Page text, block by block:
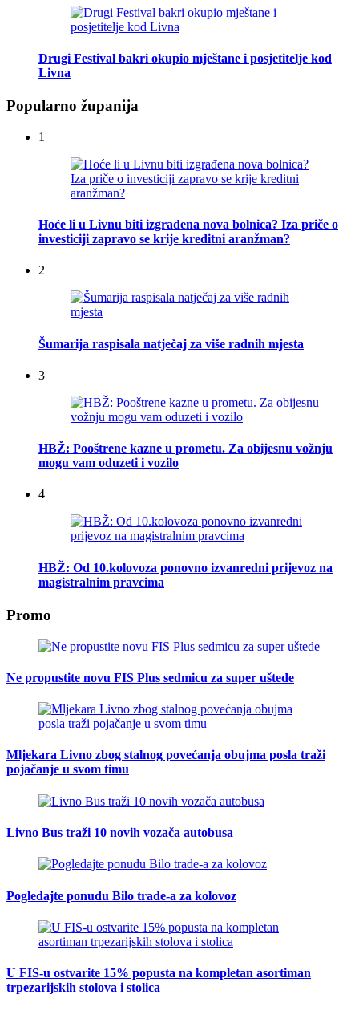
Drugi Festival bakri okupio mještane i posjetitelje kod
Livna
Popularno županija
1
Hoće li u Livnu biti izgrađena nova bolnica? Iza priče o
investiciji zapravo se krije kreditni aranžman?
2
Šumarija raspisala natječaj za više radnih mjesta
3
HBŽ: Pooštrene kazne u prometu. Za obijesnu vožnju
mogu vam oduzeti i vozilo
4
HBŽ: Od 10.kolovoza ponovno izvanredni prijevoz na
magistralnim pravcima
Promo
Ne propustite novu FIS Plus sedmicu za super uštede
Mljekara Livno zbog stalnog povećanja obujma posla traži
pojačanje u svom timu
Livno Bus traži 10 novih vozača autobusa
Pogledajte ponudu Bilo trade-a za kolovoz
U FIS-u ostvarite 15% popusta na kompletan asortiman
trpezarijskih stolova i stolica